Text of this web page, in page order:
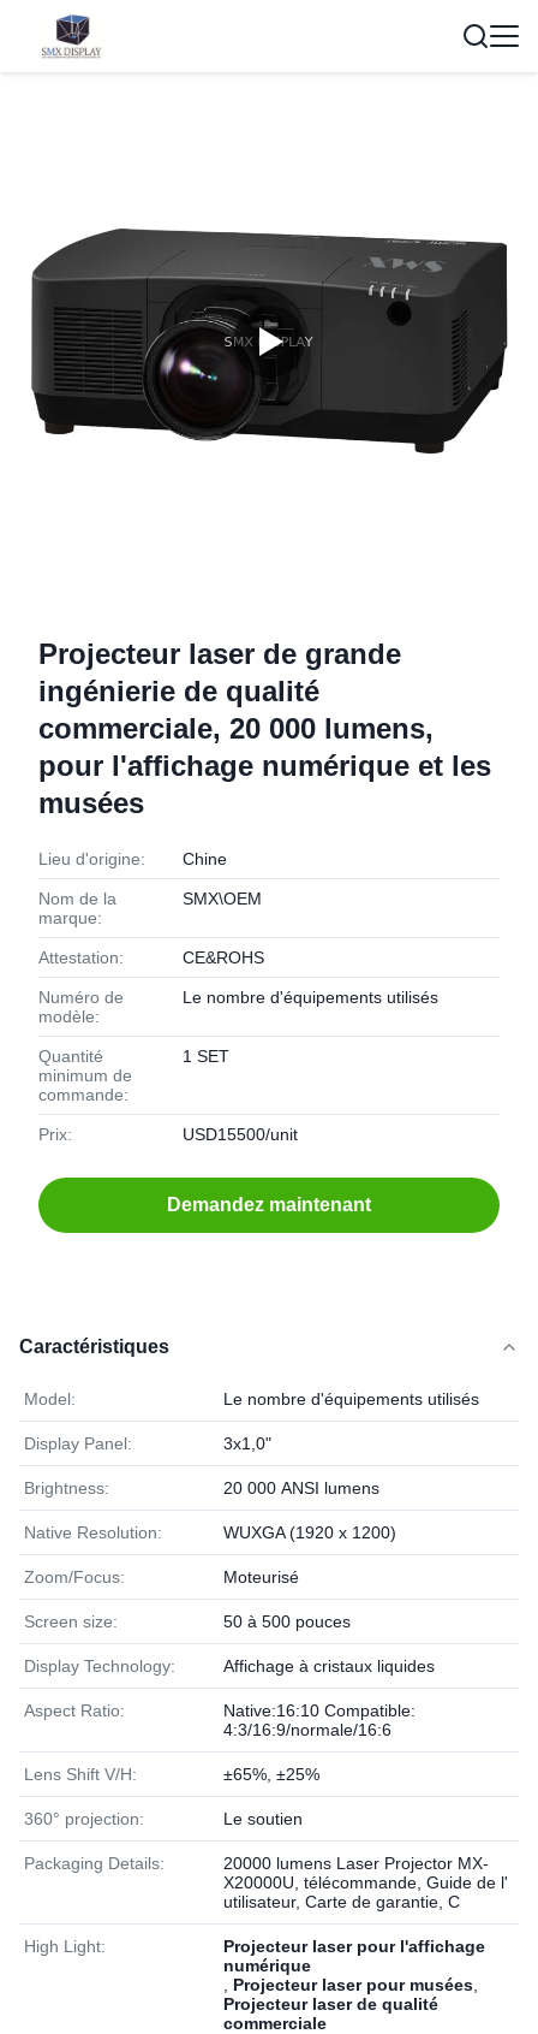
Projecteur laser de grande
ingénierie de qualité
commerciale, 20 000 lumens,
pour l'affichage numérique et les
musées
Lieu d'origine: Chine
Nom de la
marque:
SMX\OEM
Attestation: CE&ROHS
Numéro de
modèle:
Le nombre d'équipements utilisés
Quantité
minimum de
commande:
1 SET
Prix: USD15500/unit
Demandez maintenant
Caractéristiques
Model: Le nombre d'équipements utilisés
Display Panel: 3x1,0"
Brightness: 20 000 ANSI lumens
Native Resolution: WUXGA (1920 x 1200)
Zoom/Focus: Moteurisé
Screen size: 50 à 500 pouces
Display Technology: Affichage à cristaux liquides
Aspect Ratio:
Native:16:10 Compatible:
4:3/16:9/normale/16:6
Lens Shift V/H: ±65%, ±25%
360° projection: Le soutien
Packaging Details:
20000 lumens Laser Projector MX-
X20000U, télécommande, Guide de l'
utilisateur, Carte de garantie, C
High Light:
Projecteur laser pour l'affichage
numérique
Projecteur laser pour musées
Projecteur laser de qualité
commerciale